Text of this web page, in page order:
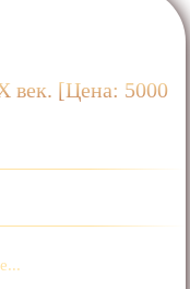
век. [Цена: 5000